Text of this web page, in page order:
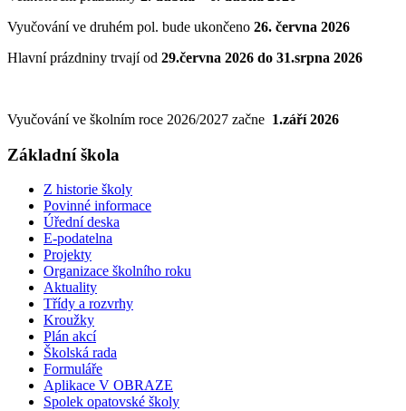
Vyučování ve druhém pol. bude ukončeno 26. června 2026
Hlavní prázdniny trvají od 29.června 2026 do 31.srpna 2026
Vyučování ve školním roce 2026/2027 začne 1.září 2026
Základní škola
Z historie školy
Povinné informace
Úřední deska
E-podatelna
Projekty
Organizace školního roku
Aktuality
Třídy a rozvrhy
Kroužky
Plán akcí
Školská rada
Formuláře
Aplikace V OBRAZE
Spolek opatovské školy